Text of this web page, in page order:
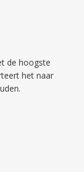
de hoogste
het naar